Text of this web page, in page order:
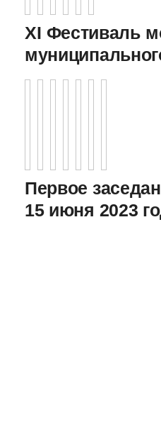
XI Фестиваль
Первое
15 июня 2023